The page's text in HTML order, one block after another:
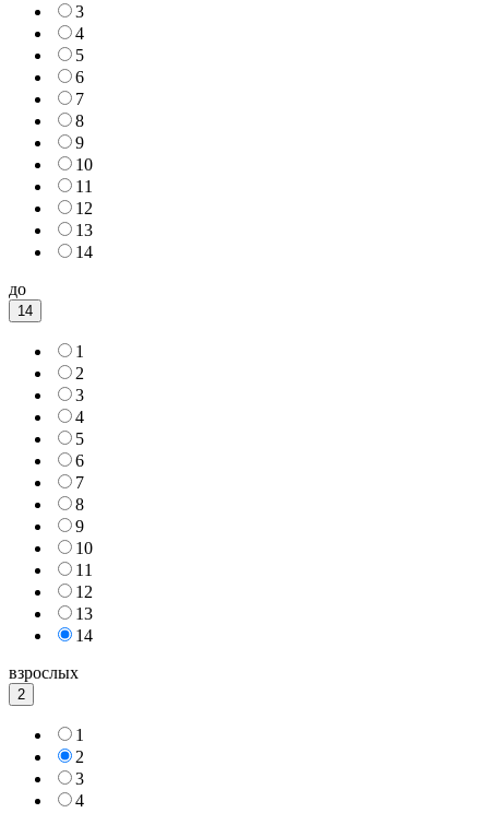
3
4
5
6
7
8
9
10
11
12
13
14
до
14
1
2
3
4
5
6
7
8
9
10
11
12
13
14
взрослых
2
1
2
3
4